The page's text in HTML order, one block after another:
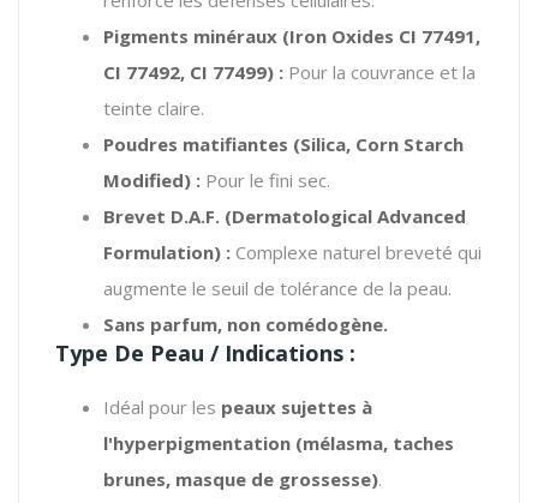
Pigments minéraux (Iron Oxides CI 77491,
CI 77492, CI 77499) : Pour la couvrance et la
teinte claire.
Poudres matifiantes (Silica, Corn Starch
Modified) : Pour le fini sec.
Brevet D.A.F. (Dermatological Advanced
Formulation) : Complexe naturel breveté qui
augmente le seuil de tolérance de la peau.
Sans parfum, non comédogène.
Type De Peau / Indications :
Idéal pour les peaux sujettes à
l'hyperpigmentation (mélasma, taches
brunes, masque de grossesse).